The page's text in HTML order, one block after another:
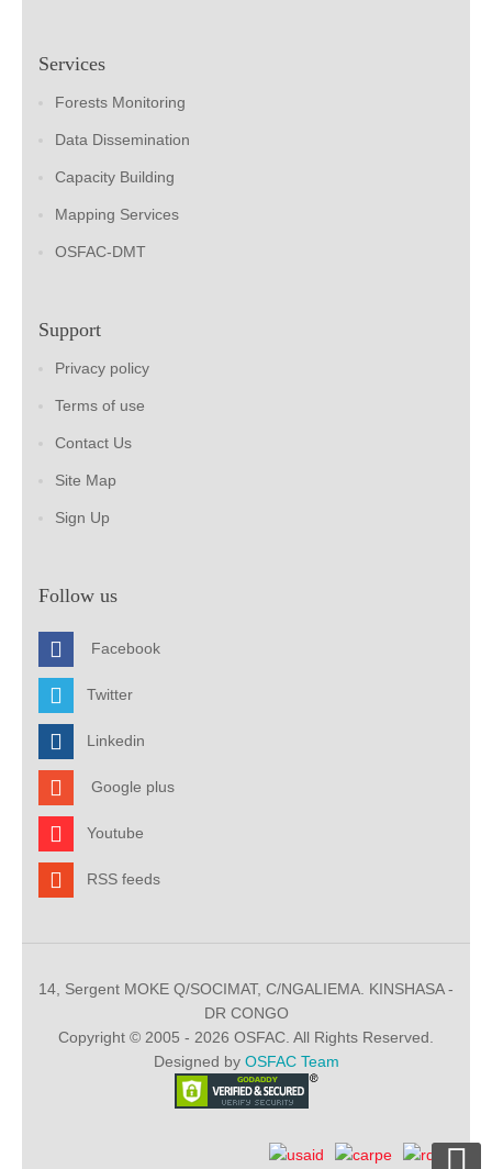
Services
Forests Monitoring
Data Dissemination
Capacity Building
Mapping Services
OSFAC-DMT
Support
Privacy policy
Terms of use
Contact Us
Site Map
Sign Up
Follow us
Facebook
Twitter
Linkedin
Google plus
Youtube
RSS feeds
14, Sergent MOKE Q/SOCIMAT, C/NGALIEMA. KINSHASA -
DR CONGO
Copyright © 2005 - 2026 OSFAC. All Rights Reserved.
Designed by OSFAC Team